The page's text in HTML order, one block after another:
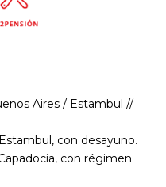
Aires / Estambul //
con desayuno.
con régimen